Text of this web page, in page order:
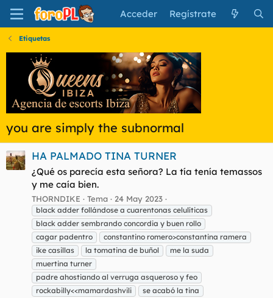
Acceder Regístrate
Etiquetas
you are simply the subnormal
HA PALMADO TINA TURNER
¿Qué os parecía esta señora? La tía tenía temassos
y me caía bien.
THORNDIKE Tema 24 May 2023
black adder follándose a cuarentonas celulíticas
black adder sembrando concordia y buen rollo
cagar padentro
constantino romero>constantina ramera
ike casillas
la tomatina de buñol
me la suda
muertina turner
padre ahostiando al verruga asqueroso y feo
rockabilly<<mamardashvili
se acabó la tina